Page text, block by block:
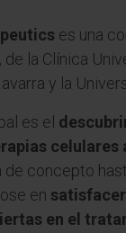
es una
la Clínica
y la
es el
celulares
de concepto
en
en el